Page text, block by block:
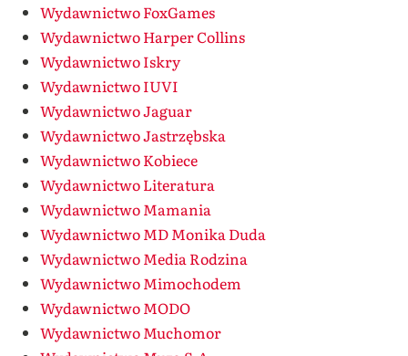
Wydawnictwo FoxGames
Wydawnictwo Harper Collins
Wydawnictwo Iskry
Wydawnictwo IUVI
Wydawnictwo Jaguar
Wydawnictwo Jastrzębska
Wydawnictwo Kobiece
Wydawnictwo Literatura
Wydawnictwo Mamania
Wydawnictwo MD Monika Duda
Wydawnictwo Media Rodzina
Wydawnictwo Mimochodem
Wydawnictwo MODO
Wydawnictwo Muchomor